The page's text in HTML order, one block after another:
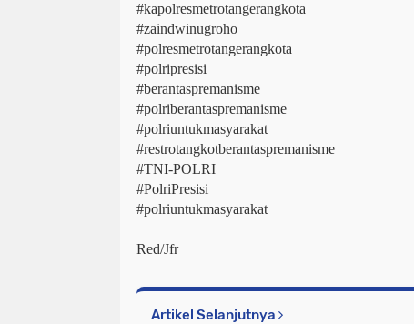
#kapolresmetrotangerangkota
#zaindwinugroho
#polresmetrotangerangkota
#polripresisi
#berantaspremanisme
#polriberantaspremanisme
#polriuntukmasyarakat
#restrotangkotberantaspremanisme
#TNI-POLRI
#PolriPresisi
#polriuntukmasyarakat
Red/Jfr
Artikel Selanjutnya